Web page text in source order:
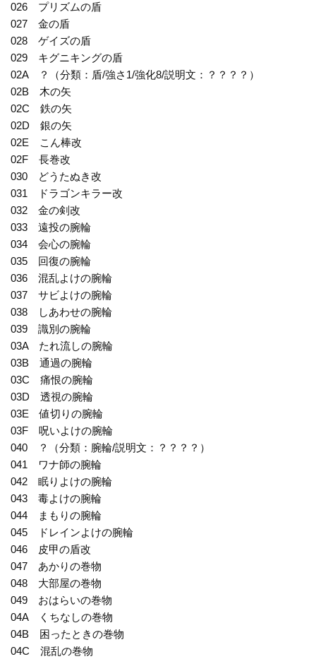
026 プリズムの盾
027 金の盾
028 ゲイズの盾
029 キグニキングの盾
02A ？（分類：盾/強さ1/強化8/説明文：？？？？）
02B 木の矢
02C 鉄の矢
02D 銀の矢
02E こん棒改
02F 長巻改
030 どうたぬき改
031 ドラゴンキラー改
032 金の剣改
033 遠投の腕輪
034 会心の腕輪
035 回復の腕輪
036 混乱よけの腕輪
037 サビよけの腕輪
038 しあわせの腕輪
039 識別の腕輪
03A たれ流しの腕輪
03B 通過の腕輪
03C 痛恨の腕輪
03D 透視の腕輪
03E 値切りの腕輪
03F 呪いよけの腕輪
040 ？（分類：腕輪/説明文：？？？？）
041 ワナ師の腕輪
042 眠りよけの腕輪
043 毒よけの腕輪
044 まもりの腕輪
045 ドレインよけの腕輪
046 皮甲の盾改
047 あかりの巻物
048 大部屋の巻物
049 おはらいの巻物
04A くちなしの巻物
04B 困ったときの巻物
04C 混乱の巻物